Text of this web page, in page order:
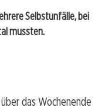
Selbstunfälle, bei
mussten.
das Wochenende